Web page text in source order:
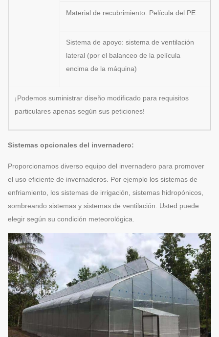
Material de recubrimiento: Película del PE
Sistema de apoyo: sistema de ventilación
lateral (por el balanceo de la película
encima de la máquina)
¡Podemos suministrar diseño modificado para requisitos
particulares apenas según sus peticiones!
Sistemas opcionales del invernadero:
Proporcionamos diverso equipo del invernadero para promover
el uso eficiente de invernaderos. Por ejemplo los sistemas de
enfriamiento, los sistemas de irrigación, sistemas hidropónicos,
sombreando sistemas y sistemas de ventilación. Usted puede
elegir según su condición meteorológica.